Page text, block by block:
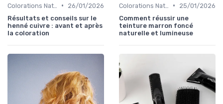
•
26/01/2026
Résultats et conseils sur le
henné cuivre : avant et après
la coloration
•
25/01/2026
Comment réussir une
teinture marron foncé
naturelle et lumineuse